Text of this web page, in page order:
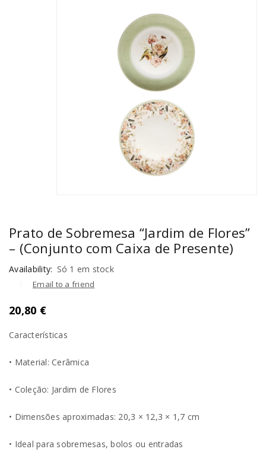
Prato de Sobremesa “Jardim de Flores”
– (Conjunto com Caixa de Presente)
Availability: Só 1 em stock
Email to a friend
20,80 €
Características
• Material: Cerâmica
• Coleção: Jardim de Flores
• Dimensões aproximadas: 20,3 × 12,3 × 1,7 cm
• Ideal para sobremesas, bolos ou entradas